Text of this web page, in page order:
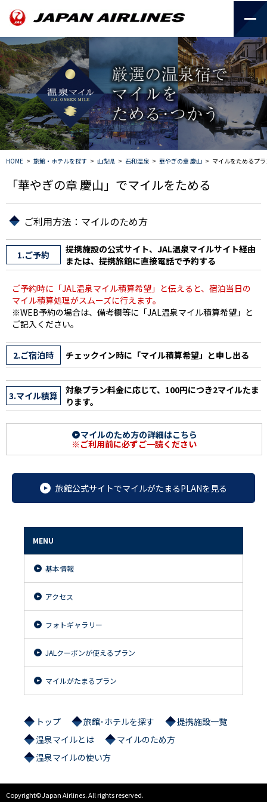
HOME > 旅館・ホテルを探す > 山梨県 > 石和温泉 > 華やぎの章 慶山 > マイルをためるプ
「華やぎの章 慶山」でマイルをためる
ご利用方法：マイルのため方
1.ご予約
提携施設の公式サイト、JAL温泉マイルサイト経由
または、提携旅館に直接電話で予約する
ご予約時に「JAL温泉マイル積算希望」と伝えると、宿泊当日の
マイル積算処理がスムーズに行えます。
※WEB予約の場合は、備考欄等に「JAL温泉マイル積算希望」と
ご記入ください。
2.ご宿泊時 チェックイン時に「マイル積算希望」と申し出る
3.マイル積算
対象プラン料金に応じて、100円につき2マイルたま
ります。
マイルのため方の詳細はこちら
※ご利用前に必ずご一読ください
旅館公式サイトでマイルがたまるPLANを見る
MENU
基本情報
アクセス
フォトギャラリー
JALクーポンが使えるプラン
マイルがたまるプラン
トップ 旅館･ホテルを探す
提携施設一覧
温泉マイルとは
マイルのため方
温泉マイルの使い方
Copyright©Japan Airlines. All rights reserved.